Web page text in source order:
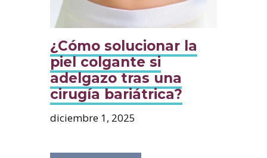
¿Cómo solucionar la
piel colgante si
adelgazo tras una
cirugía bariátrica?
diciembre 1, 2025